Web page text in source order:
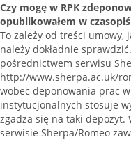
Czy mogę w RPK
opublikowałem w
To zależy od treści umowy,
należy dokładnie
pośrednictwem serwisu
http://www.sherpa.ac.uk/
wobec deponowania prac
instytucjonalnych stosuje
zgadza się na taki
serwisie Sherpa/Romeo